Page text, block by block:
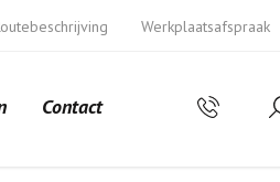
Werkplaatsafspraak
Contact